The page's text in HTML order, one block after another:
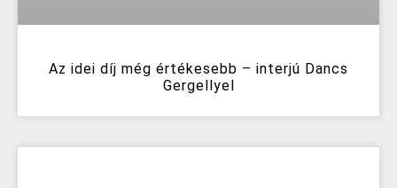
Az idei díj még értékesebb – interjú Dancs
Gergellyel